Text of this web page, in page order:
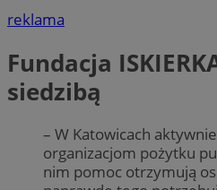
reklama
Fundacja
siedzibą
– W Katowicach
organizacjom pożytku
nim pomoc otrzymują